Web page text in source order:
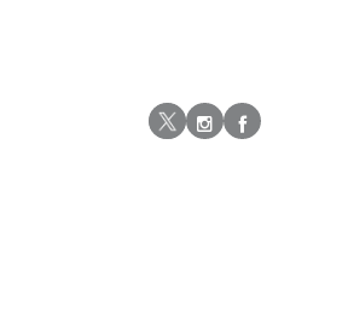
Instagram